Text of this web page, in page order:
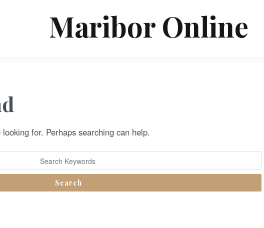
Maribor Online
for. Perhaps searching can help.
Search